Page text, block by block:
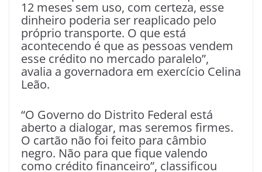
12 meses sem uso, com certeza, esse
dinheiro poderia ser reaplicado pelo
próprio transporte. O que está
acontecendo é que as pessoas vendem
esse crédito no mercado paralelo”,
avalia a governadora em exercício Celina
Leão.
“O Governo do Distrito Federal está
aberto a dialogar, mas seremos firmes.
O cartão não foi feito para câmbio
negro. Não para que fique valendo
como crédito financeiro”, classificou